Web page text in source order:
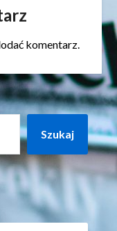
komentarz.
Szukaj